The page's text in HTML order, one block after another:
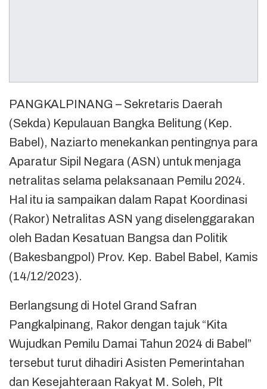
PANGKALPINANG – Sekretaris Daerah
(Sekda) Kepulauan Bangka Belitung (Kep.
Babel), Naziarto menekankan pentingnya para
Aparatur Sipil Negara (ASN) untuk menjaga
netralitas selama pelaksanaan Pemilu 2024.
Hal itu ia sampaikan dalam Rapat Koordinasi
(Rakor) Netralitas ASN yang diselenggarakan
oleh Badan Kesatuan Bangsa dan Politik
(Bakesbangpol) Prov. Kep. Babel Babel, Kamis
(14/12/2023).
Berlangsung di Hotel Grand Safran
Pangkalpinang, Rakor dengan tajuk “Kita
Wujudkan Pemilu Damai Tahun 2024 di Babel”
tersebut turut dihadiri Asisten Pemerintahan
dan Kesejahteraan Rakyat M. Soleh, Plt